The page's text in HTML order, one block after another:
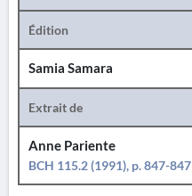
Édition
Samia Samara
Extrait de
Anne Pariente
BCH 115.2 (1991), p. 847-847